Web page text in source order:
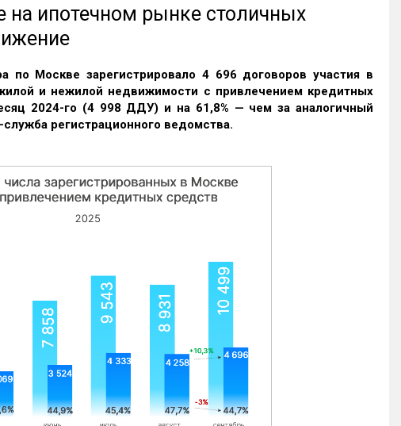
на ипотечном рынке столичных
по Москве зарегистрировало 4 696 договоров участия в
и нежилой недвижимости с привлечением кредитных
2024-го (4 998 ДДУ) и на 61,8% — чем за аналогичный
служба регистрационного ведомства.